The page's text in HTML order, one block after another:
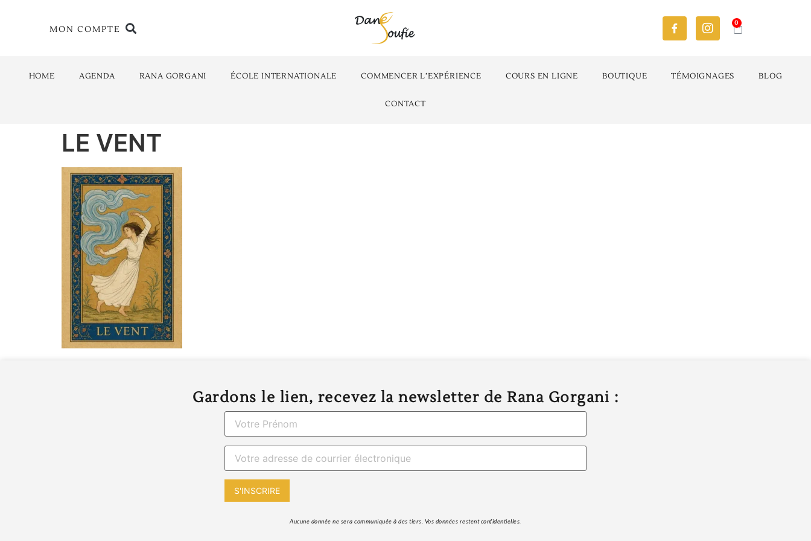
MON COMPTE
0
HOME AGENDA RANA GORGANI ÉCOLE INTERNATIONALE COMMENCER L’EXPÉRIENCE COURS EN LIGNE BOUTIQUE TÉMOIGNAGES BLOG
CONTACT
LE VENT
Gardons le lien, recevez la newsletter de Rana Gorgani :